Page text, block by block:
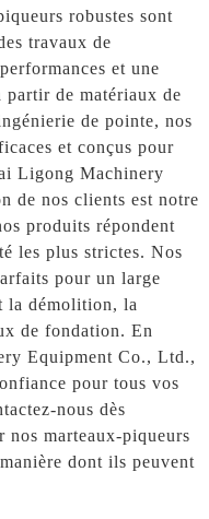
robustes sont
travaux de
et une
partir de matériaux de
de pointe, nos
et conçus pour
Ligong Machinery
de nos clients est notre
produits répondent
les plus strictes. Nos
pour un large
la démolition, la
de fondation. En
Equipment Co., Ltd.,
pour tous vos
nous dès
marteaux-piqueurs
dont ils peuvent